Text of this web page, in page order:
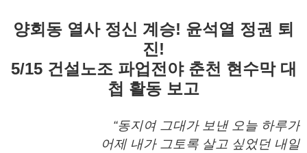
양회동 열사 정신 계승! 윤석열 정권 퇴
진!
5/15 건설노조 파업전야 춘천 현수막 대
첩 활동 보고
“동지여 그대가 보낸 오늘 하루가
어제 내가 그토록 살고 싶었던 내일